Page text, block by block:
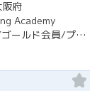
阪府
Academy
・PACプレミアム会員/ゴールド会員/プラチナ会員：9,900円（税込） ・PACスタンダード会員：13,200円（税込） ・フリー会員：16,500円（税込）